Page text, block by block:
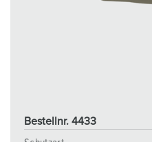
Bestellnr. 4433